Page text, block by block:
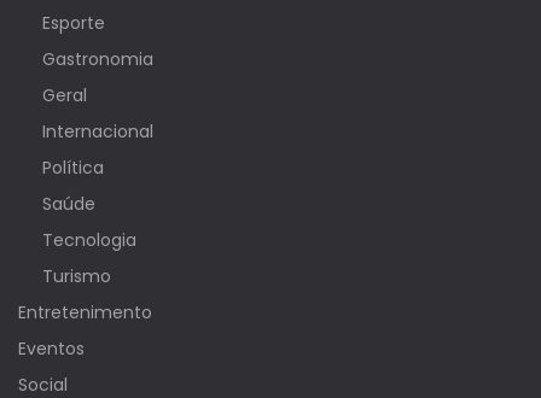
Esporte
Gastronomia
Geral
Internacional
Política
Saúde
Tecnologia
Turismo
Entretenimento
Eventos
Social